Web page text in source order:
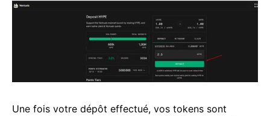
Une fois votre dépôt effectué, vos tokens sont